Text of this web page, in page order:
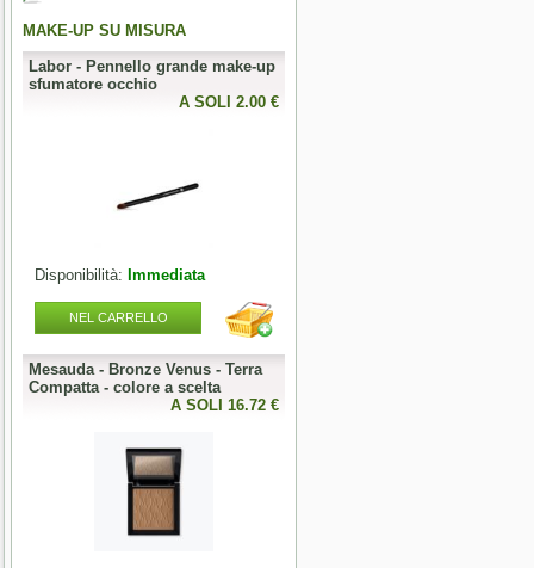
MAKE-UP SU MISURA
Labor - Pennello grande make-up
sfumatore occhio
A SOLI 2.00 €
Disponibilità: Immediata
NEL CARRELLO
Mesauda - Bronze Venus - Terra
Compatta - colore a scelta
A SOLI 16.72 €